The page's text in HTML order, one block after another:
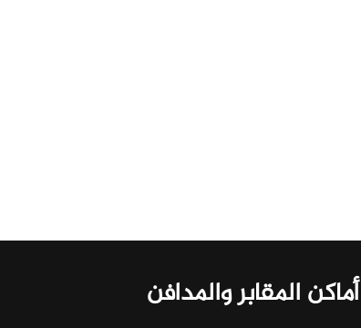
أماكن المقابر والمدافن